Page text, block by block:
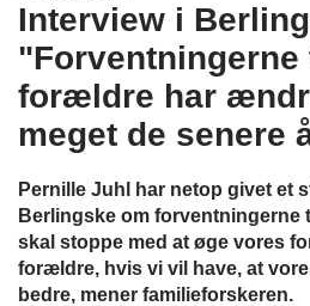
Interview i
"Forventningerne
forældre har
meget de senere
Pernille Juhl har netop givet et
Berlingske om forventningerne
skal stoppe med at øge vores
forældre, hvis vi vil have, at
bedre, mener familieforskeren.